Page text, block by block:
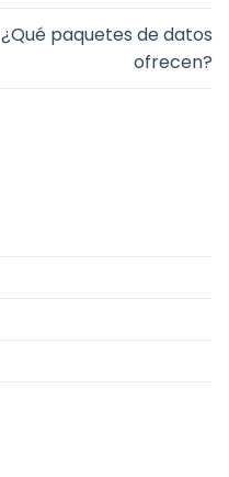
¿Qué paquetes de datos
ofrecen?